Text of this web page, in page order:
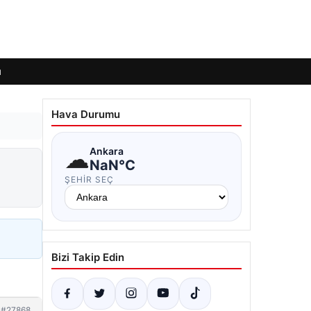
Hava Durumu
☁Ankara
NaN°C
ŞEHIR SEÇ
Bizi Takip Edin